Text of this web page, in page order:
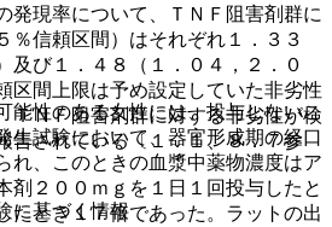
発現率について、ＴＮＦ阻害剤群に
％信頼区間）はそれぞれ１．３３
及び１．４８（１．０４，２．０
区間上限は予め設定していた非劣性
ＴＮＦ阻害剤群に対する非劣性が検
告されている〔１．１、８．７参
に基づく情報
能性のある女性には、投与しないこ
生試験において、器官形成期の経口
れ、このときの血漿中薬物濃度はア
剤２００ｍｇを１日１回投与したと
たとき１７倍であった。ラットの出